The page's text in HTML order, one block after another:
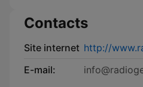
Contacts
Site internet http://
E-mail: